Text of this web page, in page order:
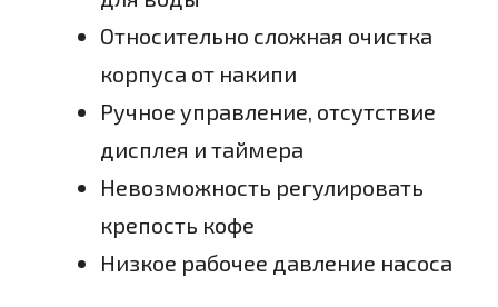
Относительно сложная очистка
корпуса от накипи
Ручное управление, отсутствие
дисплея и таймера
Невозможность регулировать
крепость кофе
Низкое рабочее давление насоса